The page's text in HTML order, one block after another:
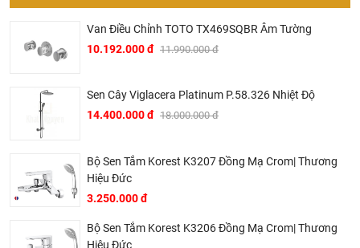
Bản vẽ vòi sen tắm S203C Caesar nóng lạnh
Van Điều Chỉnh TOTO TX469SQBR Âm Tường
10.192.000 đ 11.990.000 đ
Sen Cây Viglacera Platinum P.58.326 Nhiệt Độ
14.400.000 đ 18.000.000 đ
Bộ Sen Tắm Korest K3207 Đồng Mạ Crom| Thương
Hiệu Đức
3.250.000 đ
Bộ Sen Tắm Korest K3206 Đồng Mạ Crom| Thương
Hiệu Đức